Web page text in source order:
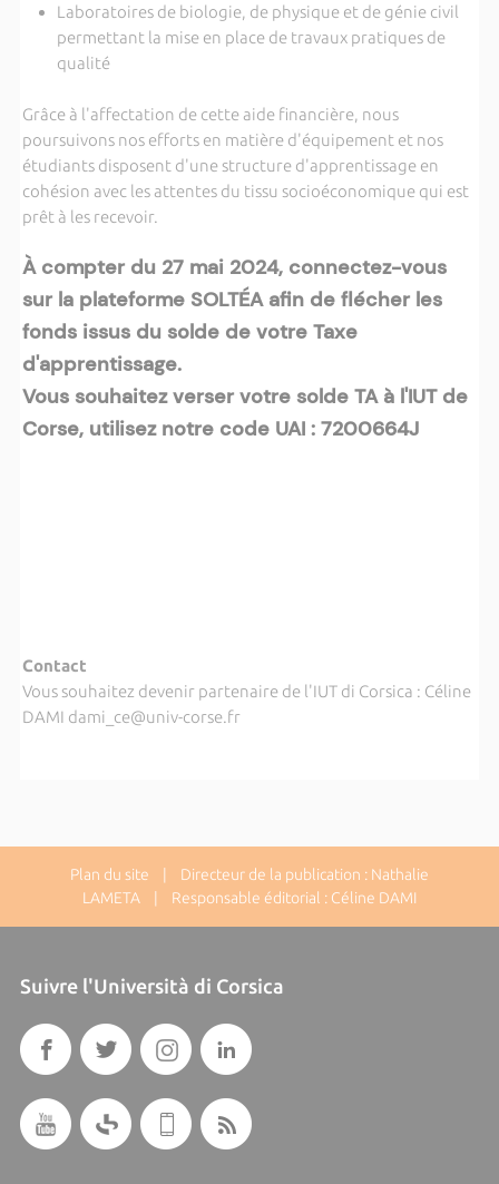
Laboratoires de biologie, de physique et de génie civil
permettant la mise en place de travaux pratiques de
qualité
Grâce à l'affectation de cette aide financière, nous
poursuivons nos efforts en matière d'équipement et nos
étudiants disposent d'une structure d'apprentissage en
cohésion avec les attentes du tissu socioéconomique qui est
prêt à les recevoir.
À compter du 27 mai 2024, connectez-vous
sur la plateforme SOLTÉA afin de flécher les
fonds issus du solde de votre Taxe
d'apprentissage.
Vous souhaitez verser votre solde TA à l'IUT de
Corse, utilisez notre code UAI : 7200664J
Contact
Vous souhaitez devenir partenaire de l'IUT di Corsica : Céline
DAMI dami_ce@univ-corse.fr
Plan du site | Directeur de la publication : Nathalie
LAMETA | Responsable éditorial : Céline DAMI
Suivre l'Università di Corsica